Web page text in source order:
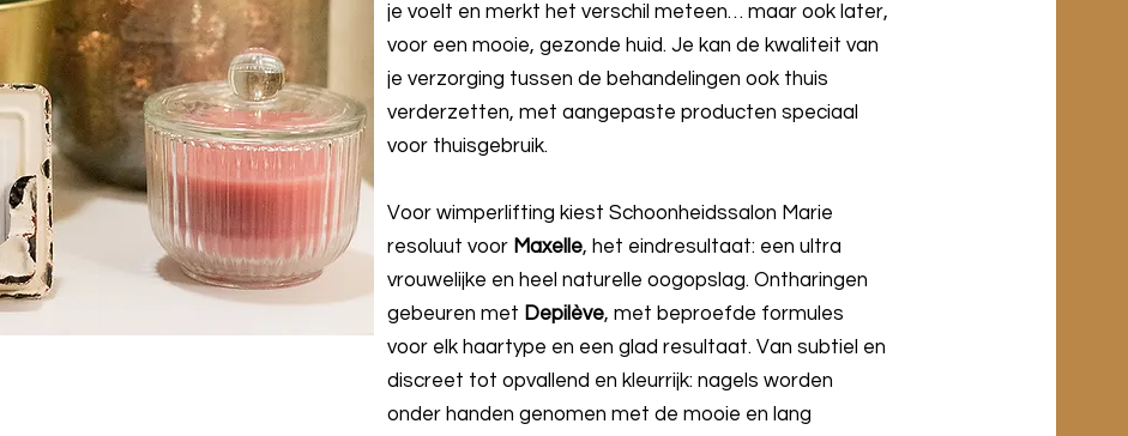
je voelt en merkt het verschil meteen… maar ook later,
voor een mooie, gezonde huid. Je kan de kwaliteit van
je verzorging tussen de behandelingen ook thuis
verderzetten, met aangepaste producten speciaal
voor thuisgebruik.
Voor wimperlifting kiest Schoonheidssalon Marie
resoluut voor Maxelle, het eindresultaat: een ultra
vrouwelijke en heel naturelle oogopslag. Ontharingen
gebeuren met Depilève, met beproefde formules
voor elk haartype en een glad resultaat. Van subtiel en
discreet tot opvallend en kleurrijk: nagels worden
onder handen genomen met de mooie en lang